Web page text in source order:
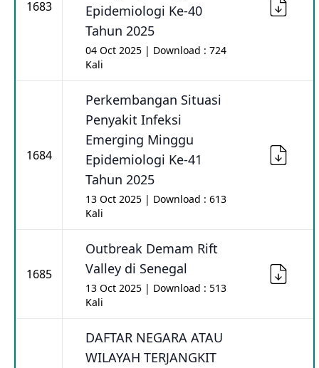
1683
Epidemiologi Ke-40
Tahun 2025
04 Oct 2025 | Download : 724
Kali
1684
Perkembangan Situasi
Penyakit Infeksi
Emerging Minggu
Epidemiologi Ke-41
Tahun 2025
13 Oct 2025 | Download : 613
Kali
1685
Outbreak Demam Rift
Valley di Senegal
13 Oct 2025 | Download : 513
Kali
DAFTAR NEGARA ATAU
WILAYAH TERJANGKIT